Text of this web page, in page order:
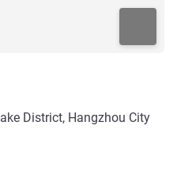
District, Hangzhou City